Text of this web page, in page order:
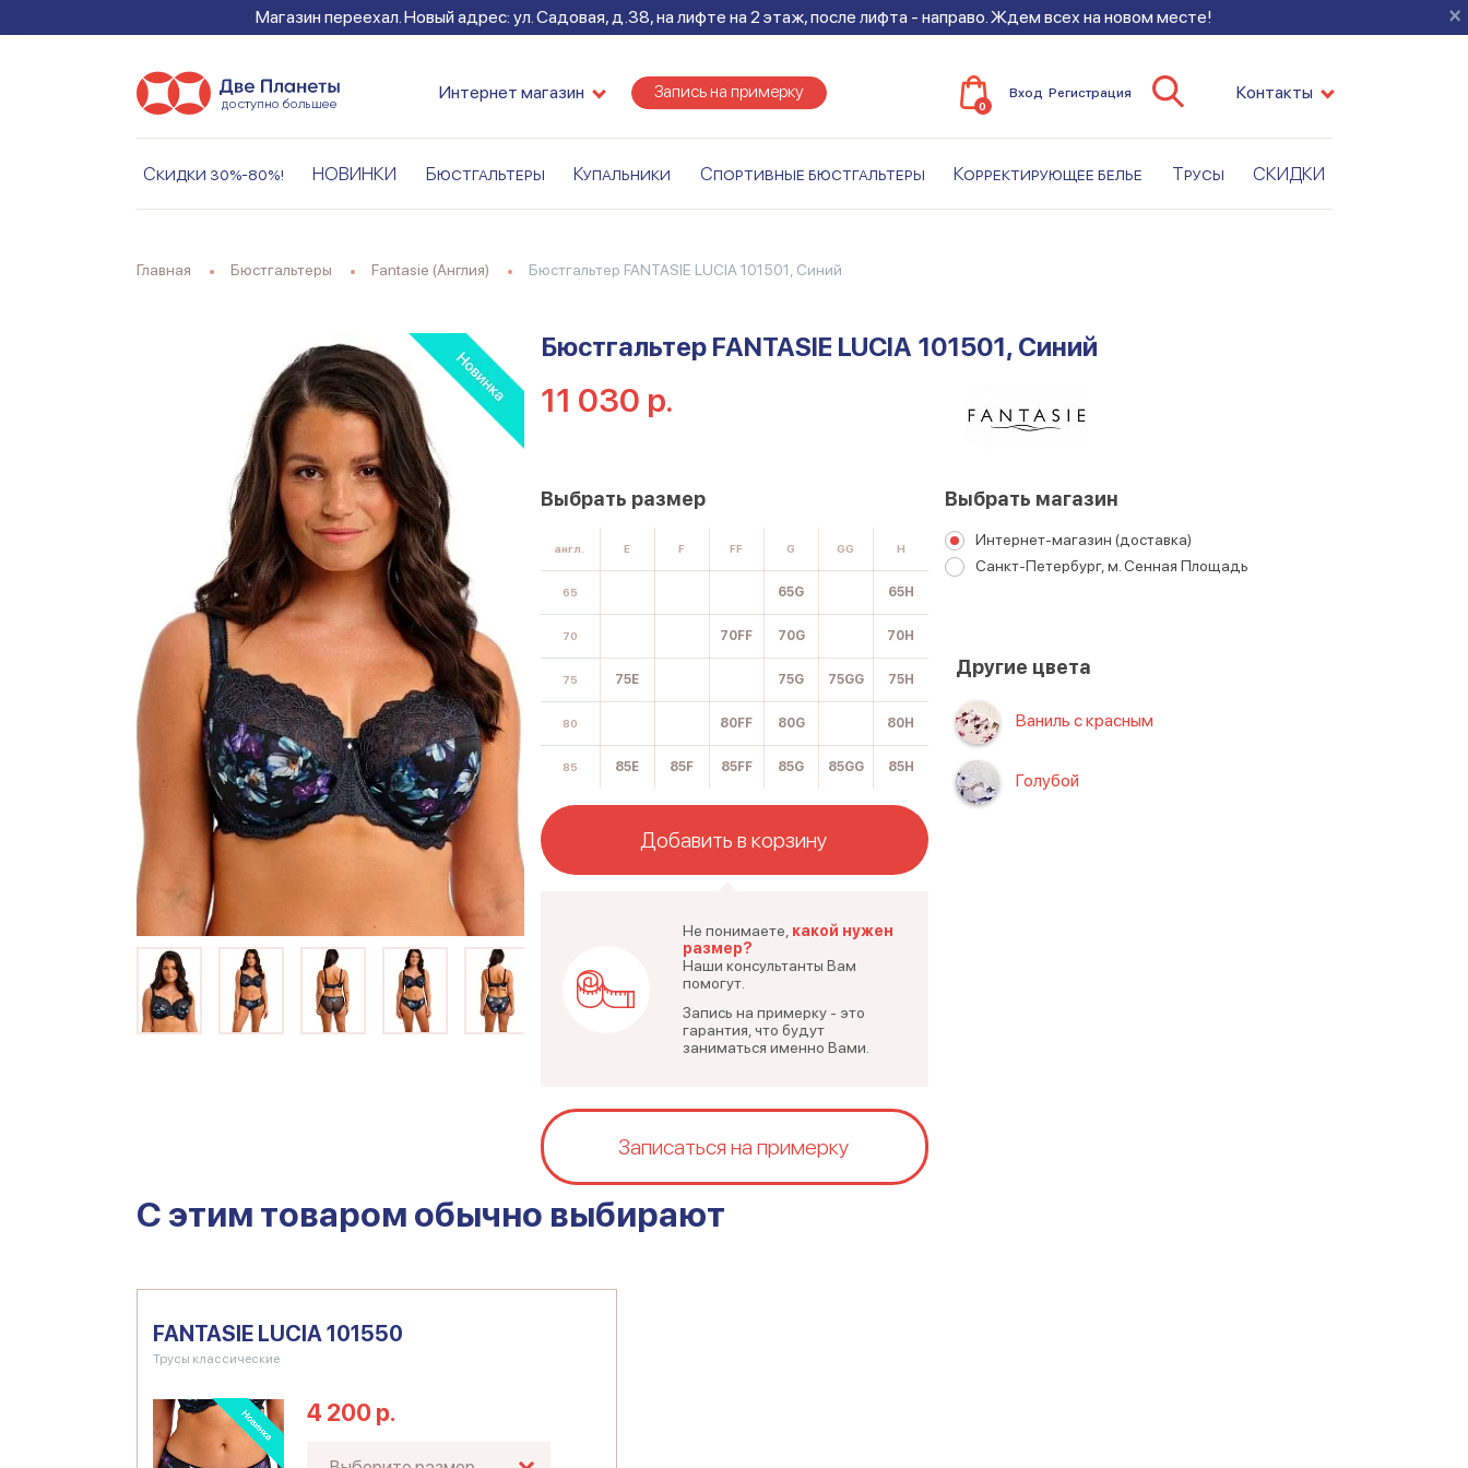
×
Магазин переехал. Новый адрес: ул. Садовая, д.38, на лифте на 2 этаж, после лифта - направо. Ждем всех на новом месте!
Интернет магазин Запись на примерку
0
Вход Регистрация Контакты
Скидки 30%-80%! НОВИНКИ Бюстгальтеры Купальники Спортивные бюстгальтеры Корректирующее белье Трусы СКИДКИ
Главная Бюстгальтеры Fantasie (Англия) Бюстгальтер FANTASIE LUCIA 101501, Синий
Бюстгальтер FANTASIE LUCIA 101501, Синий
11 030 р.
Выбрать размер
англ. E F FF G GG H
65 65G 65H
70 70FF 70G 70H
75 75E 75G 75GG 75H
80 80FF 80G 80H
85 85E 85F 85FF 85G 85GG 85H
Добавить в корзину
Не понимаете, какой нужен
размер?
Наши консультанты Вам
помогут.
Запись на примерку - это
гарантия, что будут
заниматься именно Вами.
Записаться на примерку
Выбрать магазин
Интернет-магазин (доставка)
Санкт-Петербург, м. Сенная Площадь
Другие цвета
Ваниль с красным
Голубой
C этим товаром обычно выбирают
FANTASIE LUCIA 101550
Трусы классические
4 200 р.